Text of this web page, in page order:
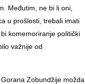
Međutim, ne bi li oni,
u prošlosti, trebali imati
komemoriranje politički
važnije od
Zobundžije možda